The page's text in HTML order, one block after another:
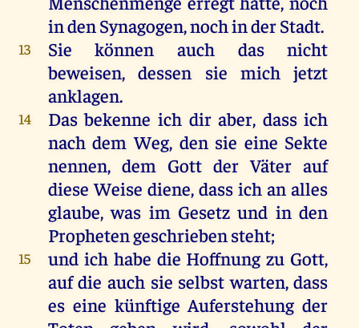
indenSynagogen,nochinderStadt.
13 Sie können auch das
nicht
beweisen,dessen sie mich jetzt
anklagen.
14 Das bekenne ich dir aber, dassich
nach dem Weg, den sie eine Sekte
nennen, dem Gott der Väter auf
diese Weise diene, dassich an alles
glaube,was im Gesetz und in den
Prophetengeschriebensteht;
15 und ich habe die Hoffnung zu Gott,
auf die auch sie selbst warten, dass
es eine künftige Auferstehung der